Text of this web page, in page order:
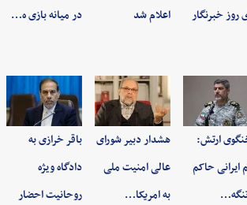
روز خبرنگار اعلام شد در میانه بازی ه…
ارتش:
ایرانی حاکم
هشدار دبیر شورای
عالی امنیت ملی
به امریکا…
باقر خرازی به
دادگاه ویژه
روحانیت احضار